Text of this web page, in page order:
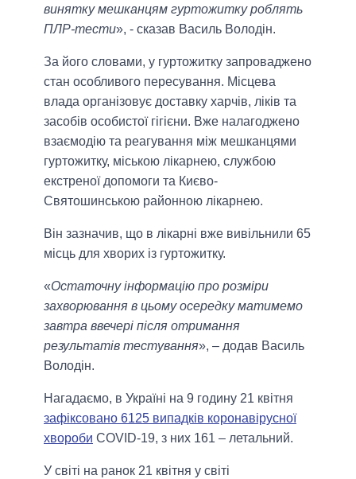
винятку мешканцям гуртожитку роблять
ПЛР-тести», - сказав Василь Володін.
За його словами, у гуртожитку запроваджено
стан особливого пересування. Місцева
влада організовує доставку харчів, ліків та
засобів особистої гігієни. Вже налагоджено
взаємодію та реагування між мешканцями
гуртожитку, міською лікарнею, службою
екстреної допомоги та Києво-
Святошинською районною лікарнею.
Він зазначив, що в лікарні вже вивільнили 65
місць для хворих із гуртожитку.
«Остаточну інформацію про розміри
захворювання в цьому осередку матимемо
завтра ввечері після отримання
результатів тестування», – додав Василь
Володін.
Нагадаємо, в Україні на 9 годину 21 квітня
зафіксовано 6125 випадків коронавірусної
хвороби COVID-19, з них 161 – летальний.
У світі на ранок 21 квітня у світі